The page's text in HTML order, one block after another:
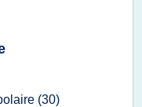
(30)